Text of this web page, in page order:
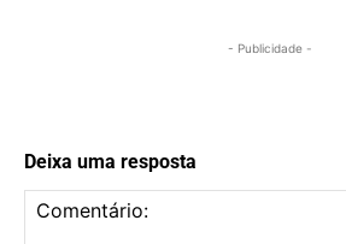
- Publicidade -
Deixa uma resposta